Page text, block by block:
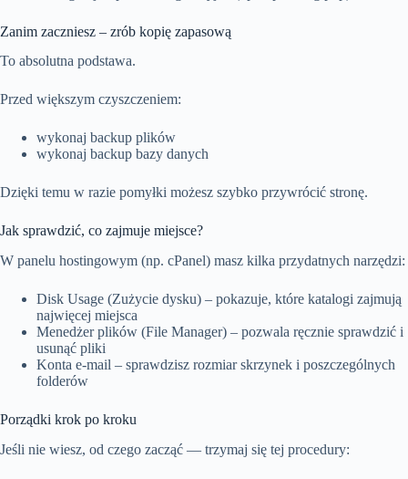
Zanim zaczniesz – zrób kopię zapasową
To absolutna podstawa.
Przed większym czyszczeniem:
wykonaj backup plików
wykonaj backup bazy danych
Dzięki temu w razie pomyłki możesz szybko przywrócić stronę.
Jak sprawdzić, co zajmuje miejsce?
W panelu hostingowym (np. cPanel) masz kilka przydatnych narzędzi:
Disk Usage (Zużycie dysku) – pokazuje, które katalogi zajmują
najwięcej miejsca
Menedżer plików (File Manager) – pozwala ręcznie sprawdzić i
usunąć pliki
Konta e-mail – sprawdzisz rozmiar skrzynek i poszczególnych
folderów
Porządki krok po kroku
Jeśli nie wiesz, od czego zacząć — trzymaj się tej procedury: